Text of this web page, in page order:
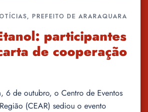
, PREFEITO DE ARARAQUARA
participantes
de cooperação
6 de outubro, o Centro de Eventos
(CEAR) sediou o evento